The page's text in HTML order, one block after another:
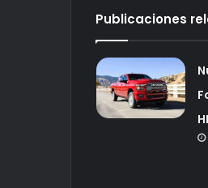
Publicaciones